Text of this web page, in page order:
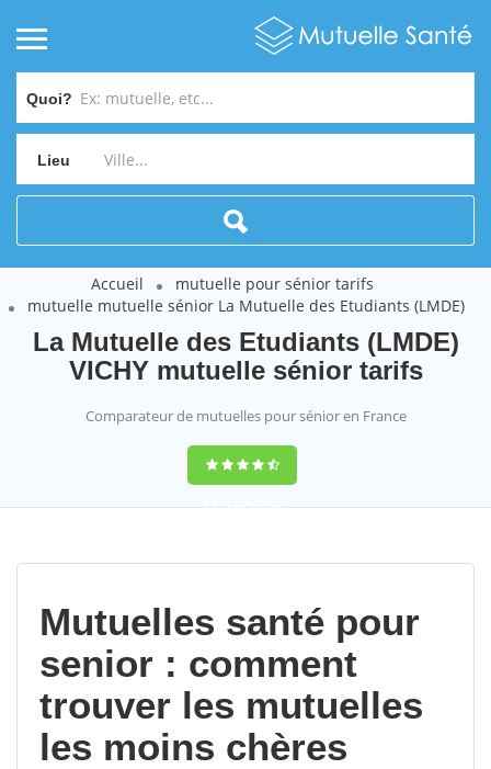
Quoi?
Lieu
Accueil
mutuelle pour sénior tarifs
mutuelle mutuelle sénior La Mutuelle des Etudiants (LMDE)
La Mutuelle des Etudiants (LMDE)
VICHY mutuelle sénior tarifs
Comparateur de mutuelles pour sénior en France
9,2(100%)452
Mutuelles santé pour
senior : comment
trouver les mutuelles
les moins chères